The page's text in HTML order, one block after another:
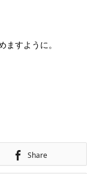
すように。
Share